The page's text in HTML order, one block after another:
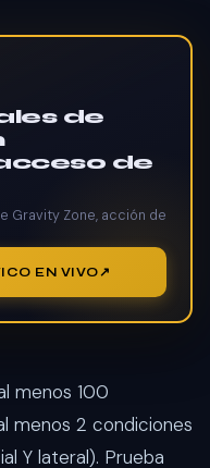
de
de
Gravity Zone, acción de
EN VIVO
menos 100
menos 2 condiciones
Y lateral). Prueba